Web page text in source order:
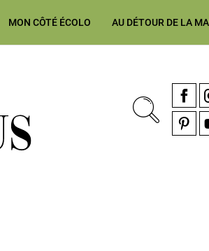
MON CÔTÉ ÉCOLO AU DÉTOUR DE LA
rénovation & décoration Alsace,